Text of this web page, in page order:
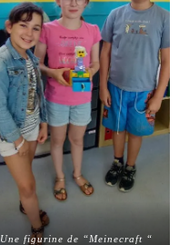
Une figurine de “Meinecraft “